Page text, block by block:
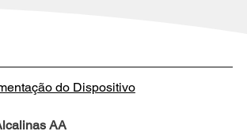
do Dispositivo
AA